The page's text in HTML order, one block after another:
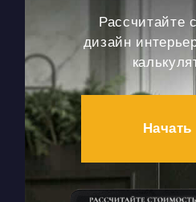
Рассчитайте
дизайн
Начать